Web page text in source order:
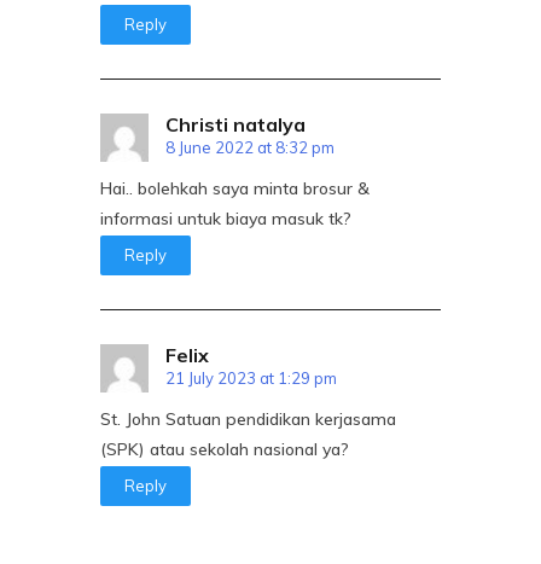
Reply
Christi natalya
8 June 2022 at 8:32 pm
Hai.. bolehkah saya minta brosur &
informasi untuk biaya masuk tk?
Reply
Felix
21 July 2023 at 1:29 pm
St. John Satuan pendidikan kerjasama
(SPK) atau sekolah nasional ya?
Reply